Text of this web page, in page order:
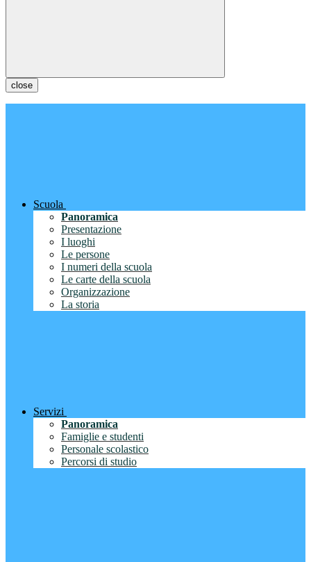
close
Scuola
Panoramica
Presentazione
I luoghi
Le persone
I numeri della scuola
Le carte della scuola
Organizzazione
La storia
Servizi
Panoramica
Famiglie e studenti
Personale scolastico
Percorsi di studio